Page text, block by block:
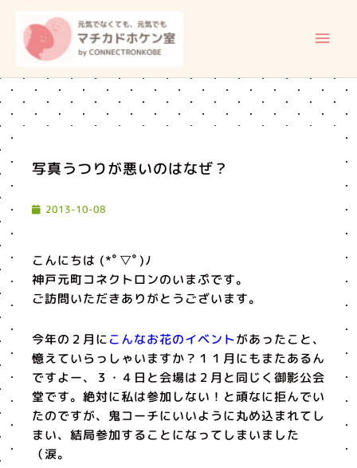
ッ
プ
イ
ン
メ
写真うつりが悪いのはなぜ？
2013-10-08
こんにちは (*ﾟ▽ﾟ)ﾉ
神戸元町コネクトロンのいまぷです。
ご訪問いただきありがとうございます。
今年の２月にこんなお花のイベントがあったこと、
憶えていらっしゃいますか？１１月にもまたあるん
ですよー、３・４日と会場は２月と同じく御影公会
堂です。絶対に私は参加しない！と頑なに拒んでい
たのですが、鬼コーチにいいように丸め込まれてし
まい、結局参加することになってしまいました
（涙。